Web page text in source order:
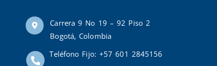
Carrera 9 No 19 – 92 Piso 2
Bogotá, Colombia
Teléfono Fijo: +57 601 2845156